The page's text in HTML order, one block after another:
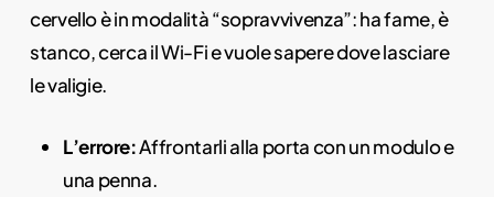
cervello è in modalità “sopravvivenza”: ha fame, è
stanco, cerca il Wi-Fi e vuole sapere dove lasciare
le valigie.
L’errore:Affrontarli alla porta con un modulo e
una penna.